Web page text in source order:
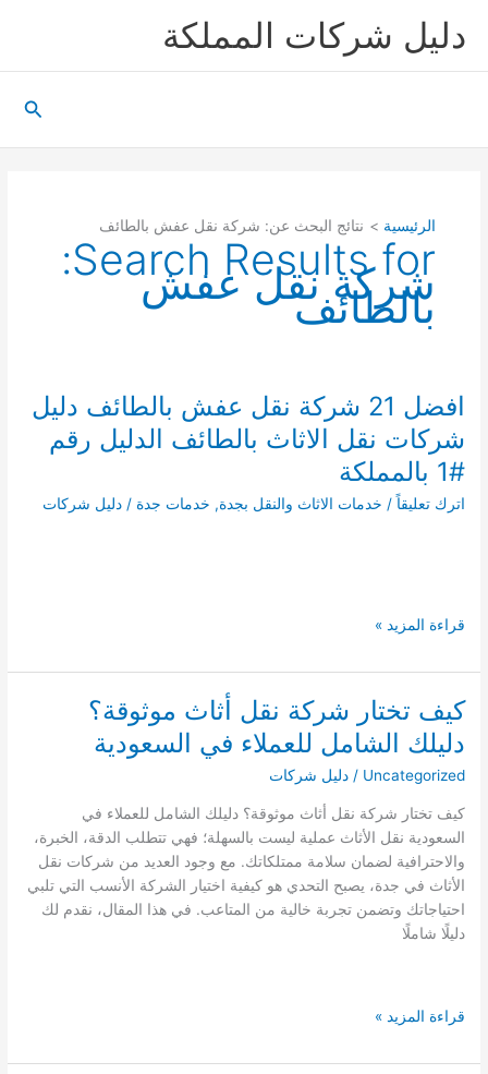
دليل شركات المملكة
الرئيسية نتائج البحث عن: شركة نقل عفش بالطائف
Search Results for:
شركة نقل عفش
بالطائف
افضل 21 شركة نقل عفش بالطائف دليل
شركات نقل الاثاث بالطائف الدليل رقم
#1 بالمملكة
اترك تعليقاً / خدمات الاثاث والنقل بجدة, خدمات جدة /دليل شركات
افضل
شركة
نقل
عفش
بالطائف
دليل
نقل
الاثاث
بالطائف
الدليل
رقم
#1
قراءة المزيد »
كيف تختار شركة نقل أثاث موثوقة؟
دليلك الشامل للعملاء في السعودية
Uncategorized
/دليل شركات
كيف تختار شركة نقل أثاث موثوقة؟ دليلك الشامل للعملاء في
السعودية نقل الأثاث عملية ليست بالسهلة؛ فهي تتطلب الدقة، الخبرة،
والاحترافية لضمان سلامة ممتلكاتك. مع وجود العديد من شركات نقل
الأثاث في جدة، يصبح التحدي هو كيفية اختيار الشركة الأنسب التي تلبي
احتياجاتك وتضمن تجربة خالية من المتاعب. في هذا المقال، نقدم لك
دليلًا شاملًا
كيف
شركة
قراءة المزيد »